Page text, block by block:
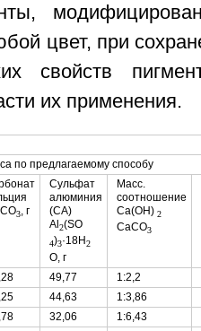
цвет, при
свойств
их применения.
по предлагаемому способу
3, г
Сульфат
алюминия
(СА)
Al2(SO
4)3·18Н2
O, г
Масс.
соотношение
Са(OH)2
CaCO3
49,77 1:2,2
44,63 1:3,86
32,06 1:6,43